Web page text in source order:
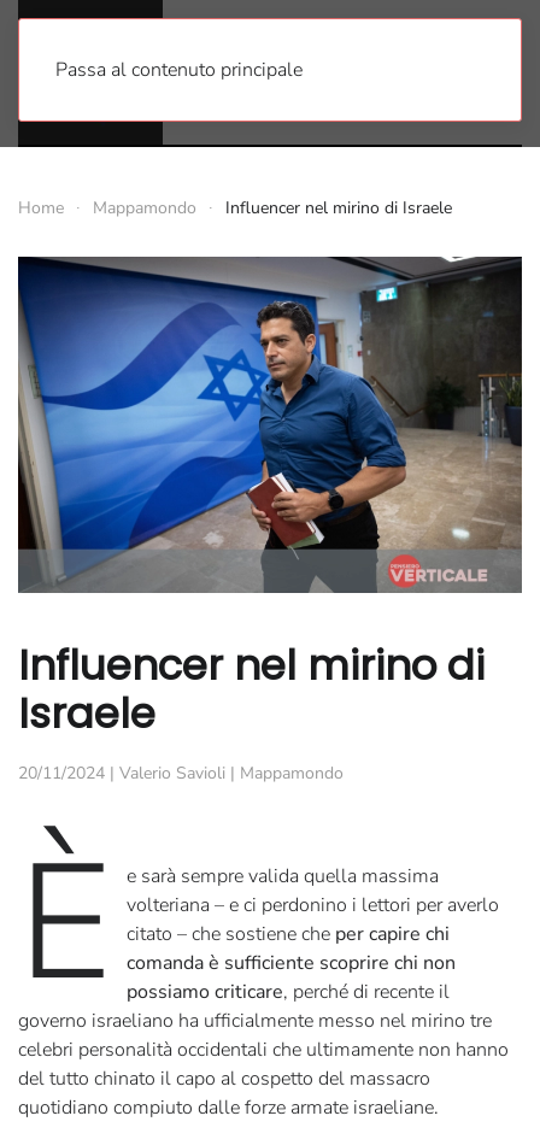
Passa al contenuto principale
Home Mappamondo Influencer nel mirino di Israele
Influencer nel mirino di
Israele
20/11/2024 | Valerio Savioli | Mappamondo
È
e sarà sempre valida quella massima
volteriana – e ci perdonino i lettori per averlo
citato – che sostiene che per capire chi
comanda è sufficiente scoprire chi non
possiamo criticare, perché di recente il
governo israeliano ha ufficialmente messo nel mirino tre
celebri personalità occidentali che ultimamente non hanno
del tutto chinato il capo al cospetto del massacro
quotidiano compiuto dalle forze armate israeliane.